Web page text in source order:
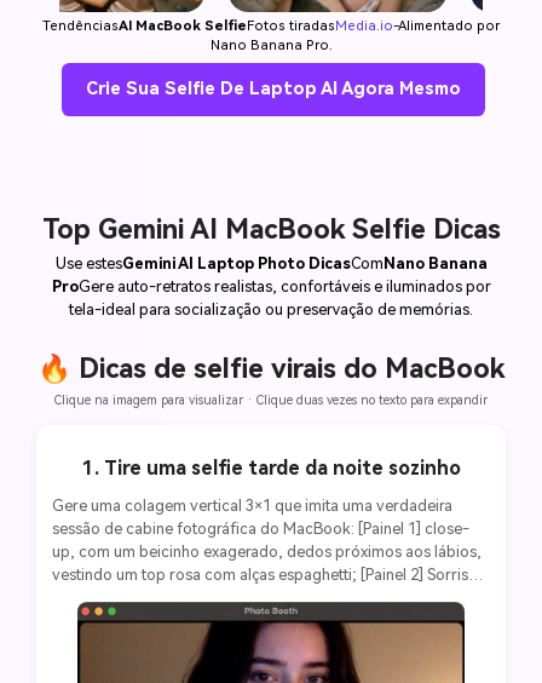
TendênciasAI MacBook SelfieFotos tiradasMedia.io-Alimentado por
Nano Banana Pro.
Crie Sua Selfie De Laptop AI Agora Mesmo
Top Gemini AI MacBook Selfie Dicas
Use estesGemini AI Laptop Photo DicasCom Nano Banana
ProGere auto-retratos realistas, confortáveis e iluminados por
tela-ideal para socialização ou preservação de memórias.
🔥 Dicas de selfie virais do MacBook
Clique na imagem para visualizar · Clique duas vezes no texto para expandir
1. Tire uma selfie tarde da noite sozinho
Gere uma colagem vertical 3×1 que imita uma verdadeira
sessão de cabine fotográfica do MacBook: [Painel 1] close-
up, com um beicinho exagerado, dedos próximos aos lábios,
vestindo um top rosa com alças espaghetti; [Painel 2] Sorriso
tímido com olhos suaves, coberto com adesivos de coração
rosa; [Painel 3] Em uma blusa escura, com as mãos perto da
boca, uma pose lúdica "dramática". Plano de fundo: quarto
simples com luz quente e fraca na tela. Estilo: ligeiramente